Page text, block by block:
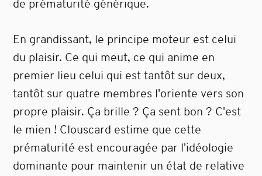
de prématurité générique.
En grandissant, le principe moteur est celui
du plaisir. Ce qui meut, ce qui anime en
premier lieu celui qui est tantôt sur deux,
tantôt sur quatre membres l'oriente vers son
propre plaisir. Ça brille ? Ça sent bon ? C'est
le mien ! Clouscard estime que cette
prématurité est encouragée par l'idéologie
dominante pour maintenir un état de relative